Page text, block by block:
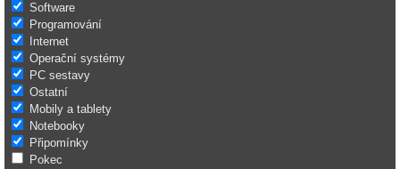
Software
Programování
Internet
Operační systémy
PC sestavy
Ostatní
Mobily a tablety
Notebooky
Připomínky
Pokec